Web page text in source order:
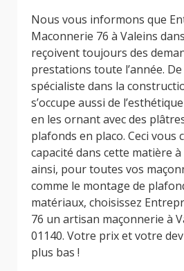
Nous vous informons que
Maconnerie 76 à Valeins
reçoivent toujours des
prestations toute l’année. De
spécialiste dans la
s’occupe aussi de
en les ornant avec des
plafonds en placo. Ceci vous
capacité dans cette matière
ainsi, pour toutes vos
comme le montage de
matériaux, choisissez
76 un artisan maçonnerie à
01140. Votre prix et votre
plus bas !